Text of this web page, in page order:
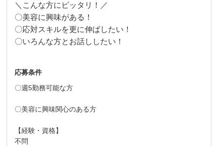
＼こんな方にピッタリ！／
〇美容に興味がある！
〇応対スキルを更に伸ばしたい！
〇いろんな方とお話ししたい！
応募条件
〇週5勤務可能な方
〇美容に興味関心のある方
【経験・資格】
不問